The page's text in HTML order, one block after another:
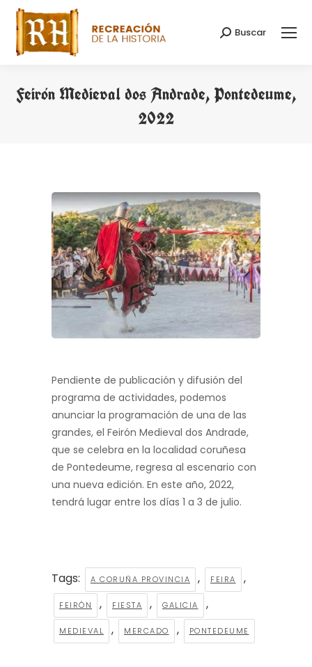
Buscar:
Buscar
Feirón Medieval dos Andrade, Pontedeume,
2022
Pendiente de publicación y difusión del
programa de actividades, podemos
anunciar la programación de una de las
grandes, el Feirón Medieval dos Andrade,
que se celebra en la localidad coruñesa
de Pontedeume, regresa al escenario con
una nueva edición. En este año, 2022,
tendrá lugar entre los días 1 a 3 de julio.
Tags: A CORUÑA PROVINCIA , FEIRA ,
FEIRÓN , FIESTA , GALICIA ,
MEDIEVAL , MERCADO , PONTEDEUME